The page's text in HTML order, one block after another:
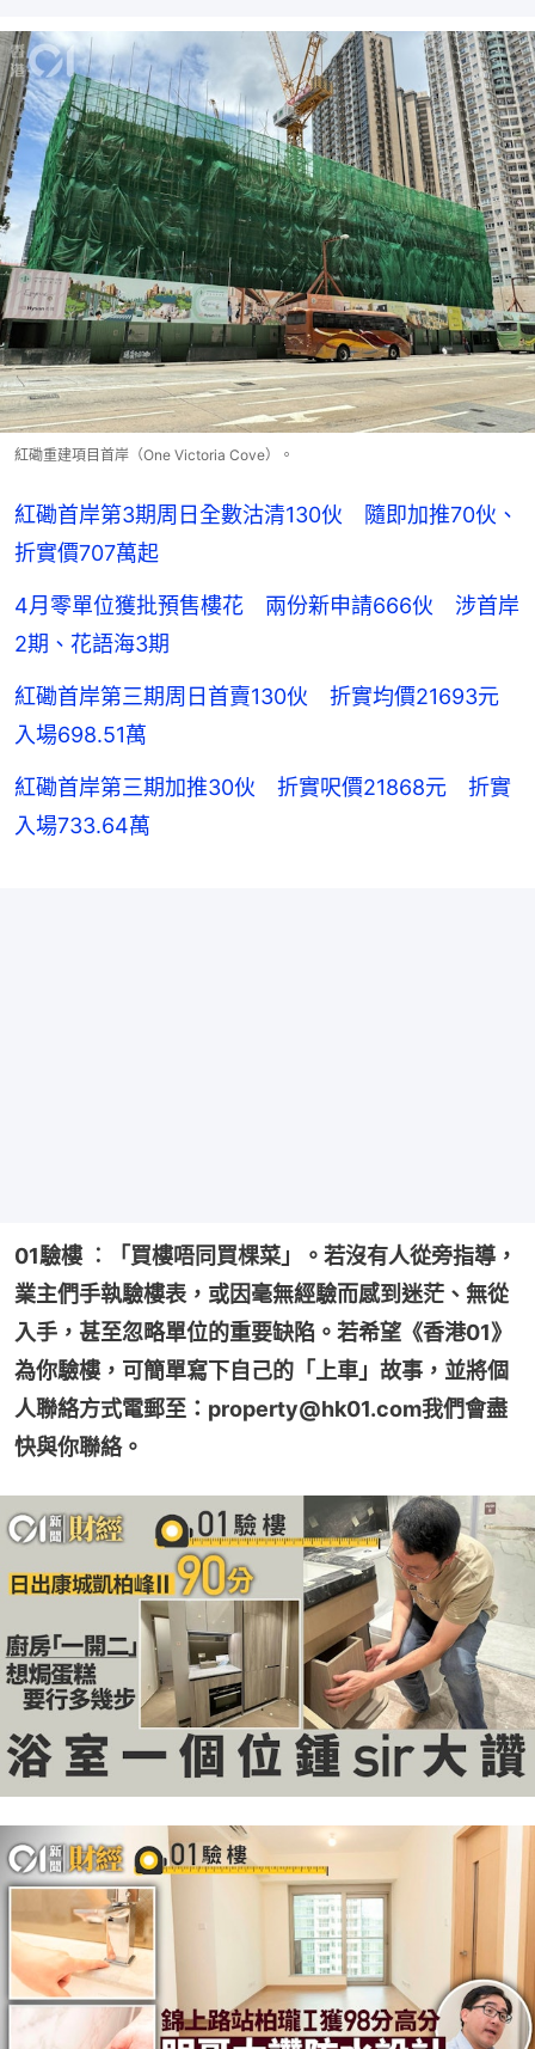
紅磡重建項目首岸（One Victoria Cove）。
紅磡首岸第3期周日全數沽清130伙 隨即加推70伙、
折實價707萬起
4月零單位獲批預售樓花 兩份新申請666伙 涉首岸
2期、花語海3期
紅磡首岸第三期周日首賣130伙 折實均價21693元
入場698.51萬
紅磡首岸第三期加推30伙 折實呎價21868元 折實
入場733.64萬
01驗樓 ︰「買樓唔同買棵菜」。若沒有人從旁指導，
業主們手執驗樓表，或因毫無經驗而感到迷茫、無從
入手，甚至忽略單位的重要缺陷。若希望《香港01》
為你驗樓，可簡單寫下自己的「上車」故事，並將個
人聯絡方式電郵至：property@hk01.com我們會盡
快與你聯絡。